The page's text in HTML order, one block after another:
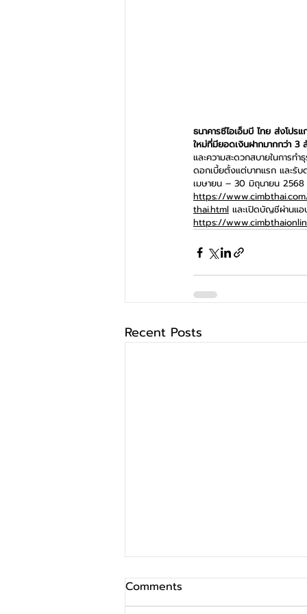
ธนาคารซีไอเอ็มบี ไทย ส่งโป
ใหม่ที่มียอดเงินฝากมากกว่า 3
และความสะดวกสบายในการท
ดอกเบี้ยตั้งแต่บาทแรก และรับ
เมษายน – 30 มิถุนายน 2568
https://
thai.html และเปิดบัญชีผ่านแ
https://
Recent Posts
Comments